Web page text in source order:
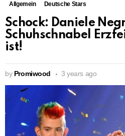
Allgemein Deutsche Stars
Schock: Daniele
Schuhschnabel
ist!
by Promiwood 3 years ago